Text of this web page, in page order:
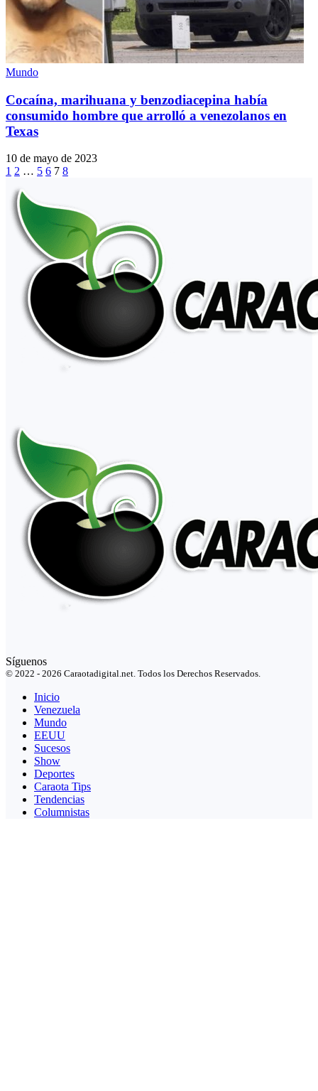
Mundo
Cocaína, marihuana y benzodiacepina había
consumido hombre que arrolló a venezolanos en
Texas
10 de mayo de 2023
1 2 … 5 6 7 8
Síguenos
© 2022 - 2026 Caraotadigital.net. Todos los Derechos Reservados.
Inicio
Venezuela
Mundo
EEUU
Sucesos
Show
Deportes
Caraota Tips
Tendencias
Columnistas